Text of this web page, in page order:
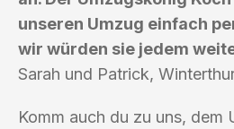
unseren Umzug einfach
wir würden sie jedem
Sarah und Patrick,
Komm auch du zu uns, dem